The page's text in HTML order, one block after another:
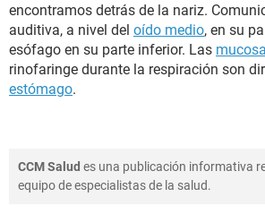
encontramos detrás de la nariz.
auditiva, a nivel del oído medio, en su
esófago en su parte inferior. Las
rinofaringe durante la respiración son
estómago.
CCM Salud es una publicación informativa
equipo de especialistas de la salud.